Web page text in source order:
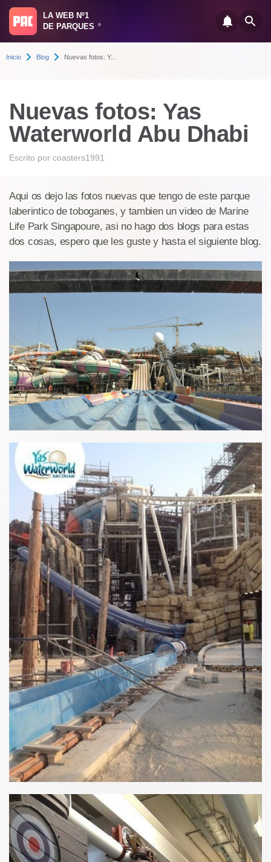
LA WEB Nº1
DE PARQUES
®
Inicio Blog Nuevas fotos: Y...
Nuevas fotos: Yas
Waterworld Abu Dhabi
Escrito por coasters1991
Aqui os dejo las fotos nuevas que tengo de este parque
laberintico de toboganes, y tambien un video de Marine
Life Park Singapoure, asi no hago dos blogs para estas
dos cosas, espero que les guste y hasta el siguiente blog.